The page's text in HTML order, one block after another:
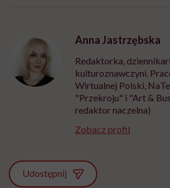
Anna Jastrzębska
Redaktorka,
kulturoznawczyni.
Wirtualnej Polski,
"Przekroju" i "Art &
redaktor naczelna)
Zobacz profil
Udostępnij